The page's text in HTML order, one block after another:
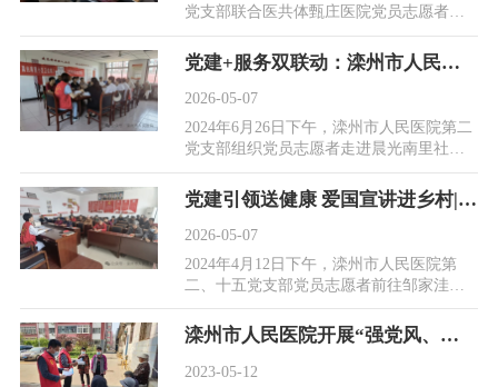
党支部联合医共体甄庄医院党员志愿者，
走进西坨子头村，开展“中国特色社会主义
和中国梦”...
党建+服务双联动：滦州市人民医院把爱国宣讲与健康服务送到居民家门口
2026-05-07
2024年6月26日下午，滦州市人民医院第二
党支部组织党员志愿者走进晨光南里社
区，开展《新时代爱国主义教育实施纲
要》宣传教育暨健...
党建引领送健康 爱国宣讲进乡村||滦州市人民医院党员志愿者走进邹家洼村
2026-05-07
2024年4月12日下午，滦州市人民医院第
二、十五党支部党员志愿者前往邹家洼
村，同步开展新时代爱国主义教育实施纲
要宣传教育与义诊...
滦州市人民医院开展“强党风、转作风、促行风”系列党员活动
2023-05-12